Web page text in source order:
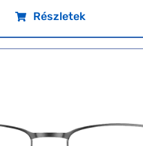
Részletek